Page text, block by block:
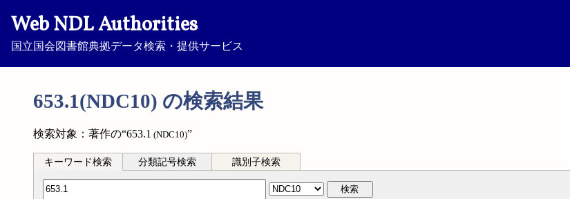
Web NDL Authorities
国立国会図書館典拠データ検索・提供サービス
653.1(NDC10) の検索結果
検索対象：著作の“653.1 (NDC10)”
キーワード検索 分類記号検索 識別子検索
分類記号検索 検索